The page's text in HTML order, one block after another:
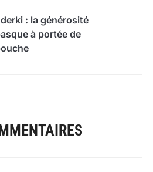
: la générosité
à portée de